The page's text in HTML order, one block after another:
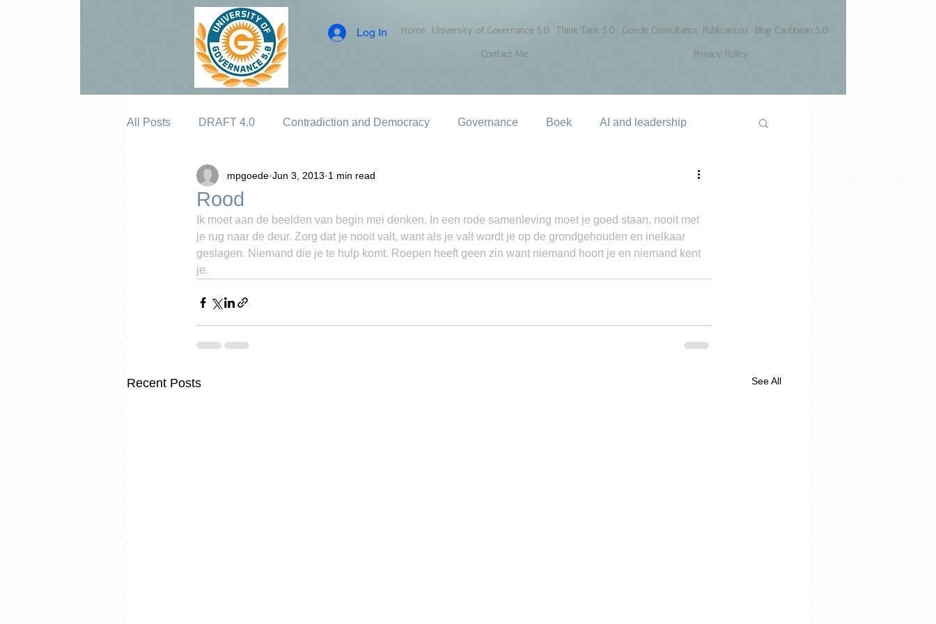
Log In Home University of Governance 5.0 Think Tank 5.0 Goede Consultants Publications
Blog Caribbean 5.0
Contact Me
Privacy Policy
All Posts DRAFT 4.0 Contradiction and Democracy Governance Boek AI and leadership
Rood
mpgoede Jun 3, 2013 1 min read
Ik moet aan de beelden van begin mei denken. In een rode samenleving moet je goed staan, nooit met
je rug naar de deur. Zorg dat je nooit valt, want als je valt wordt je op de grondgehouden en inelkaar
geslagen. Niemand die je te hulp komt. Roepen heeft geen zin want niemand hoort je en niemand kent
je.
Recent Posts See All